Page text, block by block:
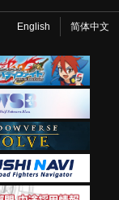
English 简体中文